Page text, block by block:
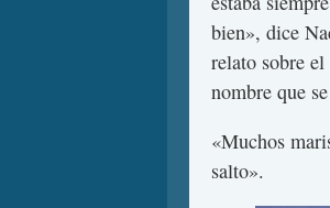
bien», dice
relato sobre
nombre que
«Muchos
salto».